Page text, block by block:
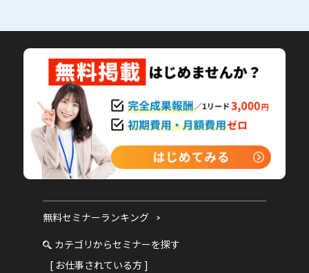
無料セミナーランキング
カテゴリからセミナーを探す
[ お仕事されている方 ]